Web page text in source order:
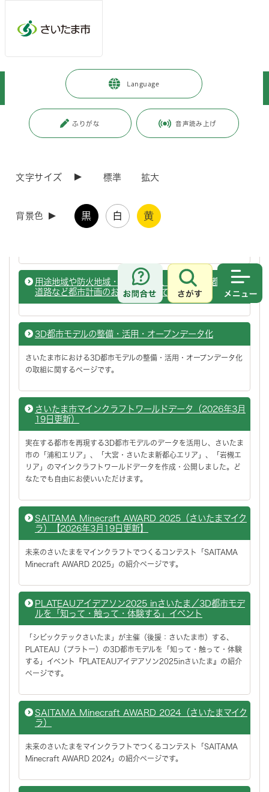
Language
ふりがな 音声読み上げ
文字サイズ 標準 拡大
背景色 黒 白 黄
お問合せ
さがす
暮らし・手続き > まちづくり・交通
さいたま市地図情報
ページ番号：J003283
ラ）【2026年7月22日更新】
マインクラフトでつくるまちづくり作品コンテスト「SAITAMA
用途地域や防火地域・準防火地域、地区計画、都市計画
道路など都市計画のお調べについて
3D都市モデルの整備・活用・オープンデータ化
さいたま市における3D都市モデルの整備・活用・オープンデータ化
の取組に関するページです。
さいたま市マインクラフトワールドデータ（2026年3月
19日更新）
実在する都市を再現する3D都市モデルのデータを活用し、さいたま
市の「浦和エリア」、「大宮・さいたま新都心エリア」、「岩槻エ
リア」のマインクラフトワールドデータを作成・公開しました。ど
なたでも自由にお使いいただけます。
SAITAMA Minecraft AWARD 2025（さいたまマイク
ラ）【2026年3月19日更新】
未来のさいたまをマインクラフトでつくるコンテスト「SAITAMA
Minecraft AWARD 2025」の紹介ページです。
PLATEAUアイデアソン2025 inさいたま／3D都市モデ
ルを「知って・触って・体験する」イベント
「シビックテックさいたま」が主催（後援：さいたま市）する、
PLATEAU（プラトー）の3D都市モデルを「知って・触って・体験
する」イベント『PLATEAUアイデアソン2025inさいたま』の紹介
ページです。
SAITAMA Minecraft AWARD 2024（さいたまマイク
ラ）
未来のさいたまをマインクラフトでつくるコンテスト「SAITAMA
Minecraft AWARD 2024」の紹介ページです。